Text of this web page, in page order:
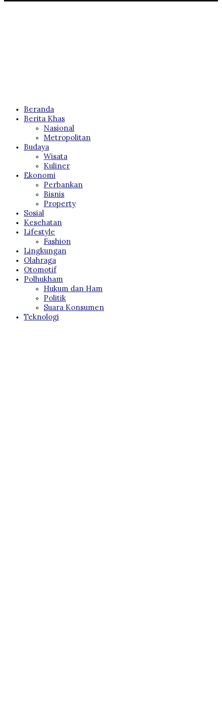
Beranda
Berita Khas
Nasional
Metropolitan
Budaya
Wisata
Kuliner
Ekonomi
Perbankan
Bisnis
Property
Sosial
Kesehatan
Lifestyle
Fashion
Lingkungan
Olahraga
Otomotif
Polhukham
Hukum dan Ham
Politik
Suara Konsumen
Teknologi